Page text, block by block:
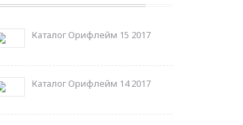
Каталог Орифлейм 15 2017
Каталог Орифлейм 14 2017